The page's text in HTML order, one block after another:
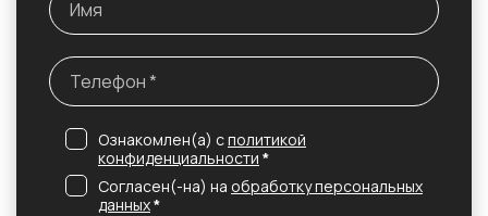
Ознакомлен(а) сполитикой
конфиденциальности *
Согласен(-на) на обработку персональных
данных*